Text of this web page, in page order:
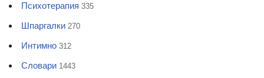
Психотерапия 335
Шпаргалки 270
Интимно 312
Словари 1443